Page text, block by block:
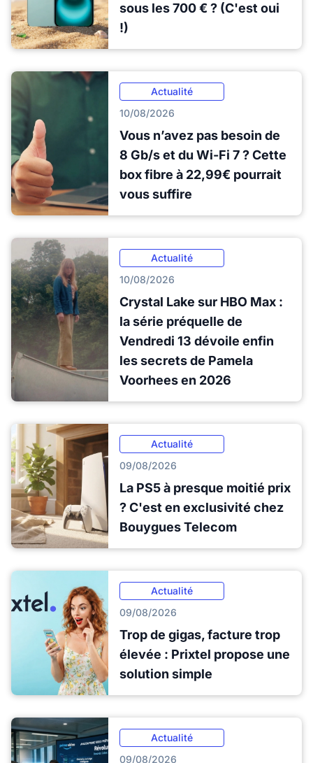
sous les 700 € ? (C'est oui
!)
Actualité
10/08/2026
Vous n’avez pas besoin de
8 Gb/s et du Wi-Fi 7 ? Cette
box fibre à 22,99€ pourrait
vous suffire
Actualité
10/08/2026
Crystal Lake sur HBO Max :
la série préquelle de
Vendredi 13 dévoile enfin
les secrets de Pamela
Voorhees en 2026
Actualité
09/08/2026
La PS5 à presque moitié prix
? C'est en exclusivité chez
Bouygues Telecom
Actualité
09/08/2026
Trop de gigas, facture trop
élevée : Prixtel propose une
solution simple
Actualité
09/08/2026